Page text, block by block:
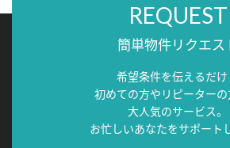
REQUEST
簡単物件リクエス
希望条件を伝えるだけ
初めての方やリピーター
大人気のサービス。
お忙しいあなたをサポート